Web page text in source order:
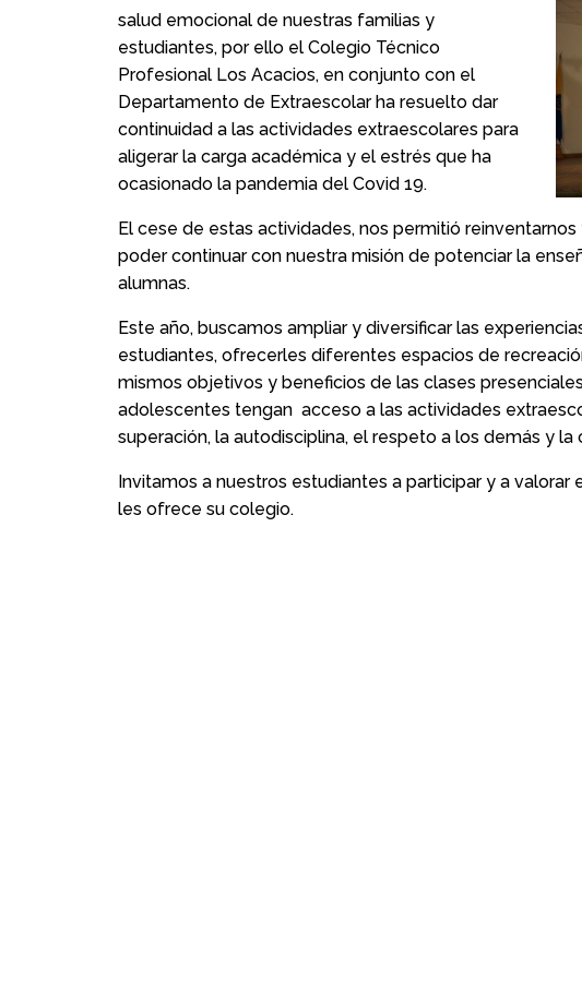
salud emocional de nuestras familias y
estudiantes, por ello el Colegio Técnico
Profesional Los Acacios, en conjunto con el
Departamento de Extraescolar ha resuelto dar
continuidad a las actividades extraescolares para
aligerar la carga académica y el estrés que ha
ocasionado la pandemia del Covid 19.
El cese de estas actividades, nos permitió
poder continuar con nuestra misión de potenciar la
alumnas.
Este año, buscamos ampliar y diversificar las
estudiantes, ofrecerles diferentes espacios de
mismos objetivos y beneficios de las clases
adolescentes tengan acceso a las actividades
superación, la autodisciplina, el respeto a los demás y
Invitamos a nuestros estudiantes a participar y a
les ofrece su colegio.